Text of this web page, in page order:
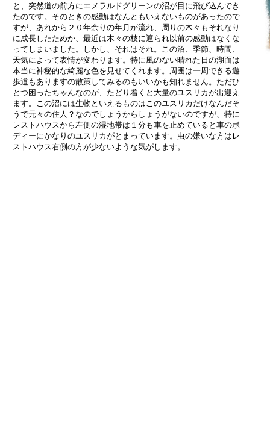
と、突然道の前方にエメラルドグリーンの沼が目に飛び込んでき
たのです。そのときの感動はなんともいえないものがあったので
すが、あれから２０年余りの年月が流れ、周りの木々もそれなり
に成長したためか、最近は木々の枝に遮られ以前の感動はなくな
ってしまいました。しかし、それはそれ。この沼、季節、時間、
天気によって表情が変わります。特に風のない晴れた日の湖面は
本当に神秘的な綺麗な色を見せてくれます。周囲は一周できる遊
歩道もありますの散策してみるのもいいかも知れません。ただひ
とつ困ったちゃんなのが、たどり着くと大量のユスリカが出迎え
ます。この沼には生物といえるものはこのユスリカだけなんだそ
うで元々の住人？なのでしょうからしょうがないのですが、特に
レストハウスから左側の湿地帯は１分も車を止めていると車のボ
ディーにかなりのユスリカがとまっています。虫の嫌いな方はレ
ストハウス右側の方が少ないような気がします。